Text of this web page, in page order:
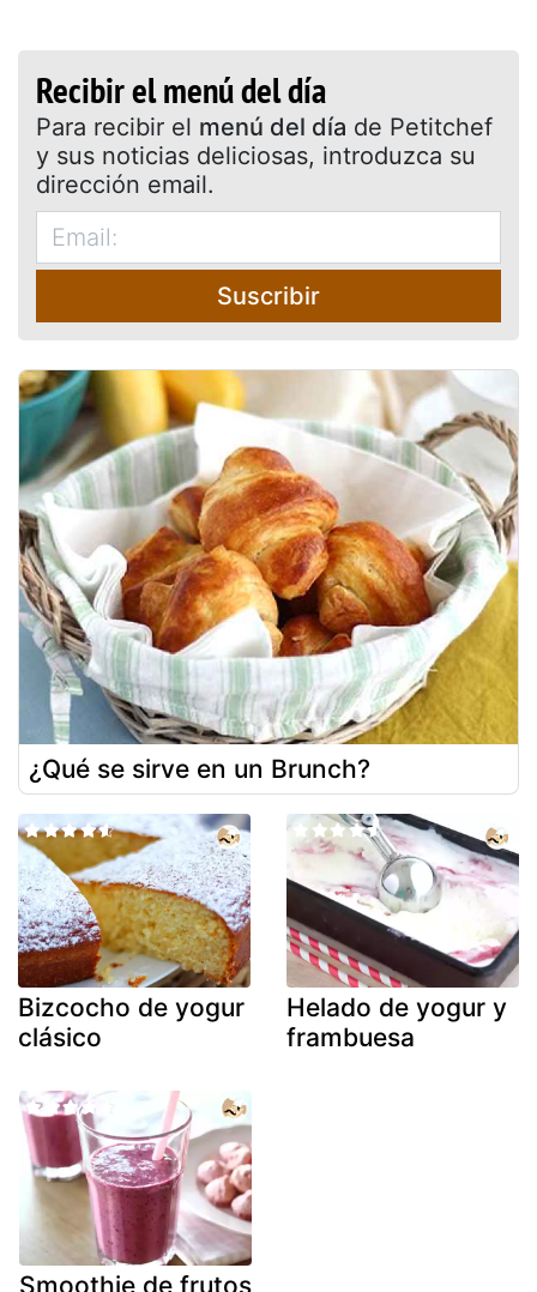
Recibir el menú del día
Para recibir el menú del día de Petitchef
y sus noticias deliciosas, introduzca su
dirección email.
Suscribir
¿Qué se sirve en un Brunch?
Bizcocho de yogur
clásico
Helado de yogur y
frambuesa
Smoothie de frutos